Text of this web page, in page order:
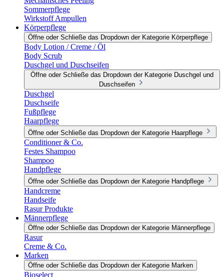
Sommerpflege
Wirkstoff Ampullen
Körperpflege
Öffne oder Schließe das Dropdown der Kategorie Körperpflege
Body Lotion / Creme / Öl
Body Scrub
Duschgel und Duschseifen
Öffne oder Schließe das Dropdown der Kategorie Duschgel und
Duschseifen
Duschgel
Duschseife
Fußpflege
Haarpflege
Öffne oder Schließe das Dropdown der Kategorie Haarpflege
Conditioner & Co.
Festes Shampoo
Shampoo
Handpflege
Öffne oder Schließe das Dropdown der Kategorie Handpflege
Handcreme
Handseife
Rasur Produkte
Männerpflege
Öffne oder Schließe das Dropdown der Kategorie Männerpflege
Rasur
Creme & Co.
Marken
Öffne oder Schließe das Dropdown der Kategorie Marken
Bioselect